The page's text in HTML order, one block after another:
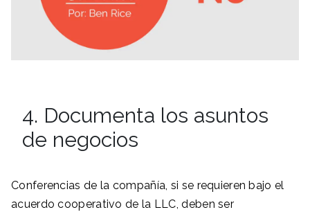
4. Documenta los asuntos
de negocios
Conferencias de la compañía, si se requieren bajo el
acuerdo cooperativo de la LLC, deben ser